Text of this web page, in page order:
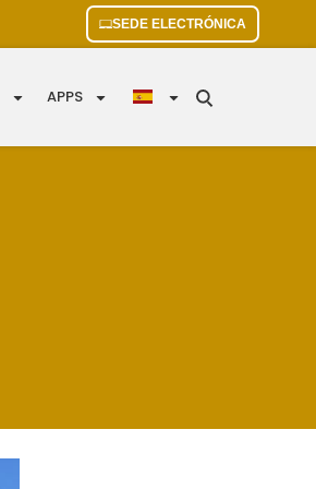
SEDE ELECTRÓNICA
APPS